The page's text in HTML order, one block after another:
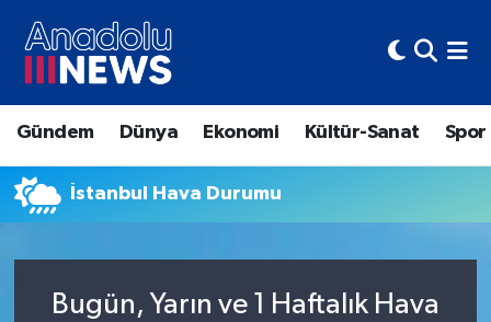
Gündem Dünya Ekonomi Kültür-Sanat Spor
İstanbul Hava Durumu
Bugün, Yarın ve 1 Haftalık Hava
Hava Durumu
Trafik Durumu
Süper Lig Puan Durumu ve Fikstür
Son Dakika Haberleri